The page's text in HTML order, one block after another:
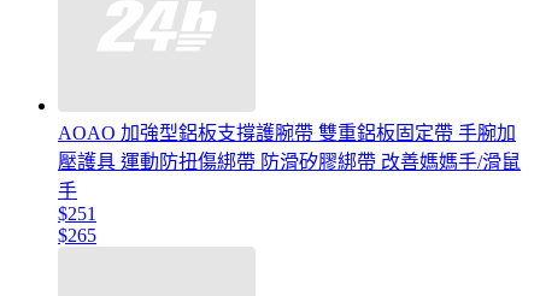
AOAO 加強型鋁板支撐護腕帶 雙重鋁板固定帶 手腕加
壓護具 運動防扭傷綁帶 防滑矽膠綁帶 改善媽媽手/滑鼠
手
$251
$265